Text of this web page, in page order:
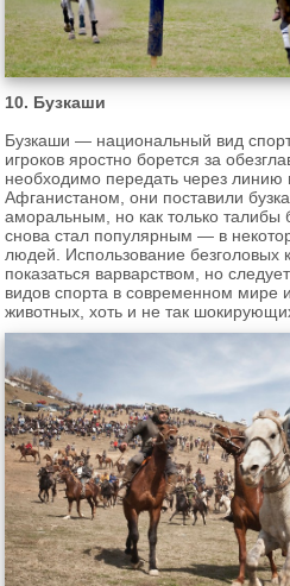
10. Бузкаши
Бузкаши — национальный вид
игроков яростно борется за
необходимо передать через линию
Афганистаном, они поставили
аморальным, но как только талибы
снова стал популярным — в
людей. Использование безголовых
показаться варварством, но
видов спорта в современном мире
животных, хоть и не так